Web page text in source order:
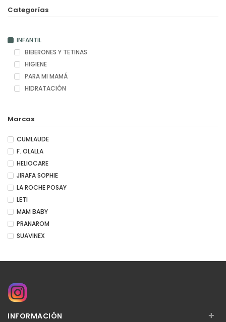
Categorías
INFANTIL
BIBERONES Y TETINAS
HIGIENE
PARA MI MAMÁ
HIDRATACIÓN
Marcas
CUMLAUDE
F. OLALLA
HELIOCARE
JIRAFA SOPHIE
LA ROCHE POSAY
LETI
MAM BABY
PRANAROM
SUAVINEX
INFORMACIÓN +